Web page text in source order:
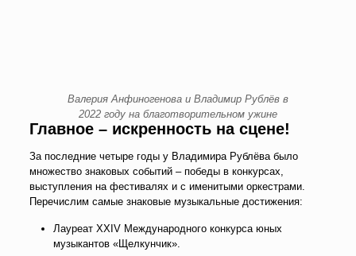
Валерия Анфиногенова и Владимир Рублёв в
2022 году на благотворительном ужине
Главное – искренность на сцене!
За последние четыре годы у Владимира Рублёва было
множество знаковых событий – победы в конкурсах,
выступления на фестивалях и с именитыми оркестрами.
Перечислим самые знаковые музыкальные достижения:
Лауреат XXIV Международного конкурса юных
музыкантов «Щелкунчик».